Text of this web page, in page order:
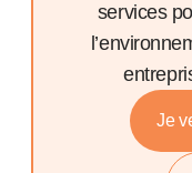
services
Je